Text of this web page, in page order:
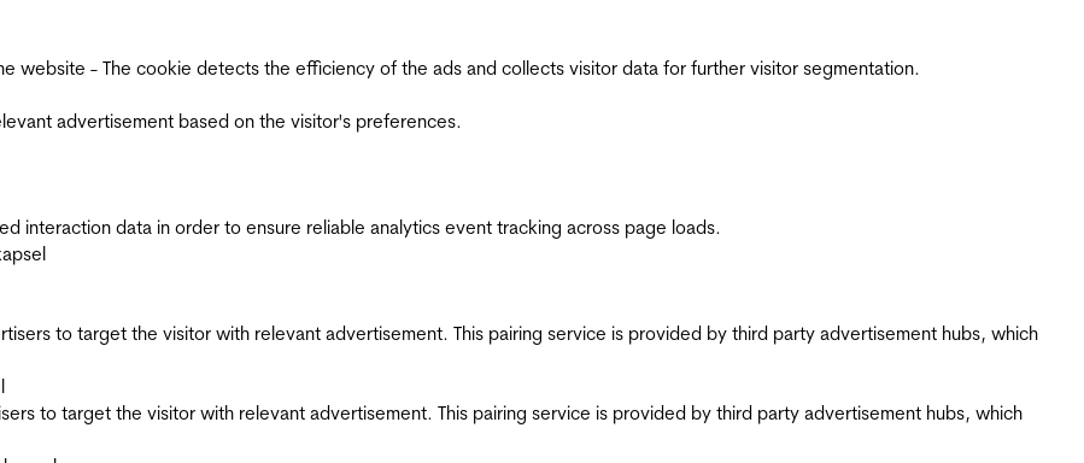
website - The cookie detects the efficiency of the ads and collects visitor data for further visitor segmentation.
advertisement based on the visitor's preferences.
interaction data in order to ensure reliable analytics event tracking across page loads.
to target the visitor with relevant advertisement. This pairing service is provided by third party advertisement hubs, which
to target the visitor with relevant advertisement. This pairing service is provided by third party advertisement hubs, which